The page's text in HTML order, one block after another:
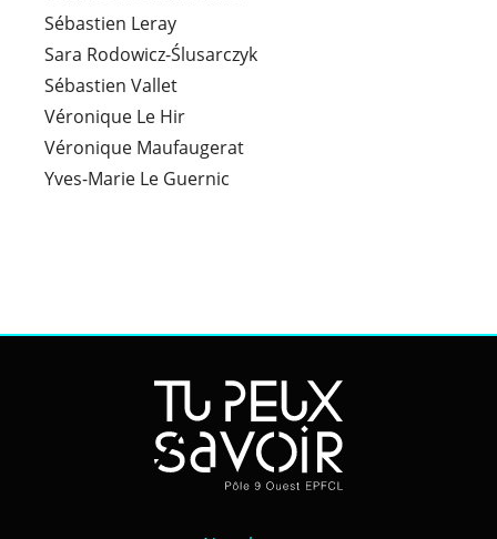
Sébastien Leray
Sara Rodowicz-Ślusarczyk
Sébastien Vallet
Véronique Le Hir
Véronique Maufaugerat
Yves-Marie Le Guernic